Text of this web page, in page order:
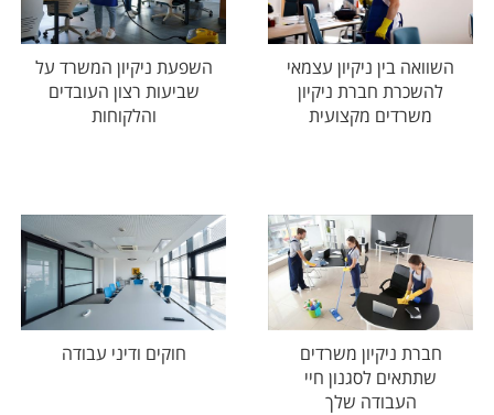
השוואה בין ניקיון עצמאי
להשכרת חברת ניקיון
משרדים מקצועית
השפעת ניקיון המשרד על
שביעות רצון העובדים
והלקוחות
חברת ניקיון משרדים
שתתאים לסגנון חיי
העבודה שלך
חוקים ודיני עבודה